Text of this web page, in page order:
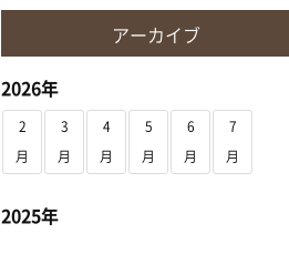
アーカイブ
2026年
2
月
3
月
4
月
5
月
6
月
7
月
2025年